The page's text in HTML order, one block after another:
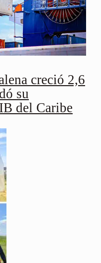
creció 2,6
su
del Caribe